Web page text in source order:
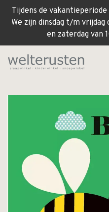
Tijdens de
We zijn dinsdag t/m
en zaterdag van